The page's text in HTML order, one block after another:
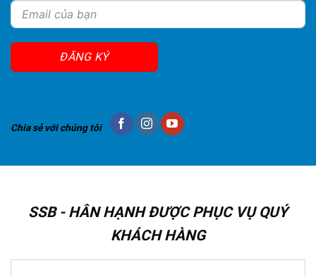
ĐĂNG KÝ
Chia sẻ với chúng tôi
SSB - HÂN HẠNH ĐƯỢC PHỤC VỤ QUÝ
KHÁCH HÀNG